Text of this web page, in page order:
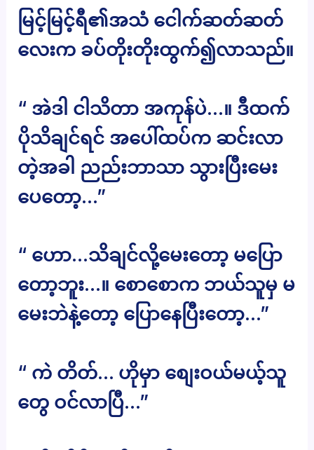
မြင့်မြင့်ရီ၏အသံ ငေါက်ဆတ်ဆတ်
လေးက ခပ်တိုးတိုးထွက်၍လာသည်။
“ အဲဒါ ငါသိတာ အကုန်ပဲ…။ ဒီထက်
ပိုသိချင်ရင် အပေါ်ထပ်က ဆင်းလာ
တဲ့အခါ ညည်းဘာသာ သွားပြီးမေး
ပေတော့…”
“ ဟော…သိချင်လို့မေးတော့ မပြော
တော့ဘူး…။ စောစောက ဘယ်သူမှ မ
မေးဘဲနဲ့တော့ ပြောနေပြီးတော့…”
“ ကဲ တိတ်… ဟိုမှာ စျေးဝယ်မယ့်သူ
တွေ ဝင်လာပြီ…”